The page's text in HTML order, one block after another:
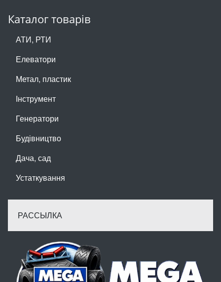
Каталог товарів
АТИ, РТИ
Елеватори
Метал, пластик
Інструмент
Генератори
Будівництво
Дача, сад
Устаткування
РАССЫЛКА